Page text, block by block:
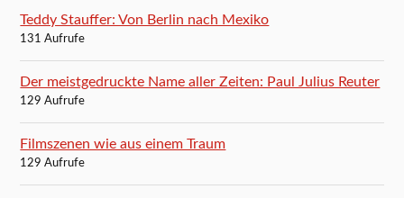
Teddy Stauffer: Von Berlin nach Mexiko
131 Aufrufe
Der meistgedruckte Name aller Zeiten: Paul Julius Reuter
129 Aufrufe
Filmszenen wie aus einem Traum
129 Aufrufe